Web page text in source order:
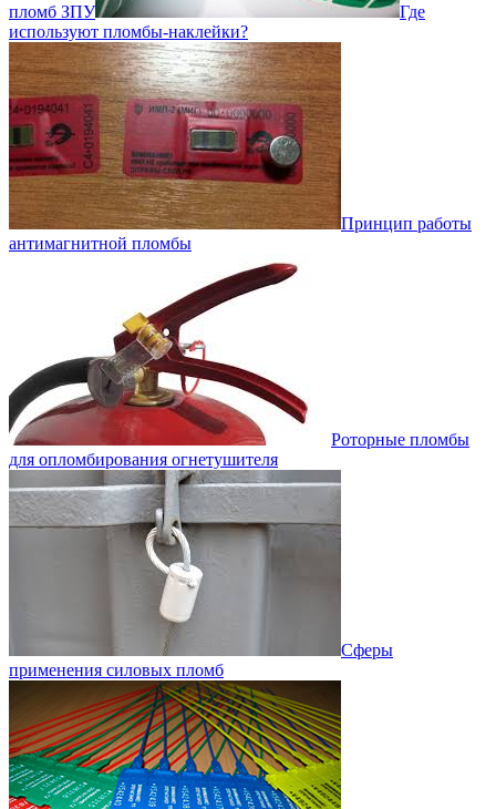
пломб ЗПУ
Где
используют пломбы-наклейки?
Принцип работы
антимагнитной пломбы
Роторные пломбы
для опломбирования огнетушителя
Сферы
применения силовых пломб